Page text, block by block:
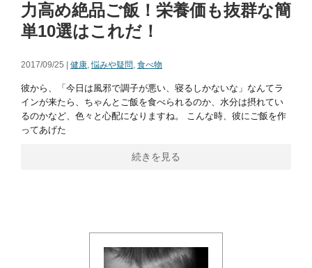
力高め絶品ご飯！栄養価も抜群な簡
単10選はこれだ！
2017/09/25 | 健康,悩みや疑問, 食べ物
彼から、「今日は風邪で調子が悪い、寝るしかないな」なんてラ
インが来たら、ちゃんとご飯を食べられるのか、水分は摂れてい
るのかなど、色々と心配になりますね。 こんな時、彼にご飯を作
ってあげた
続きを見る